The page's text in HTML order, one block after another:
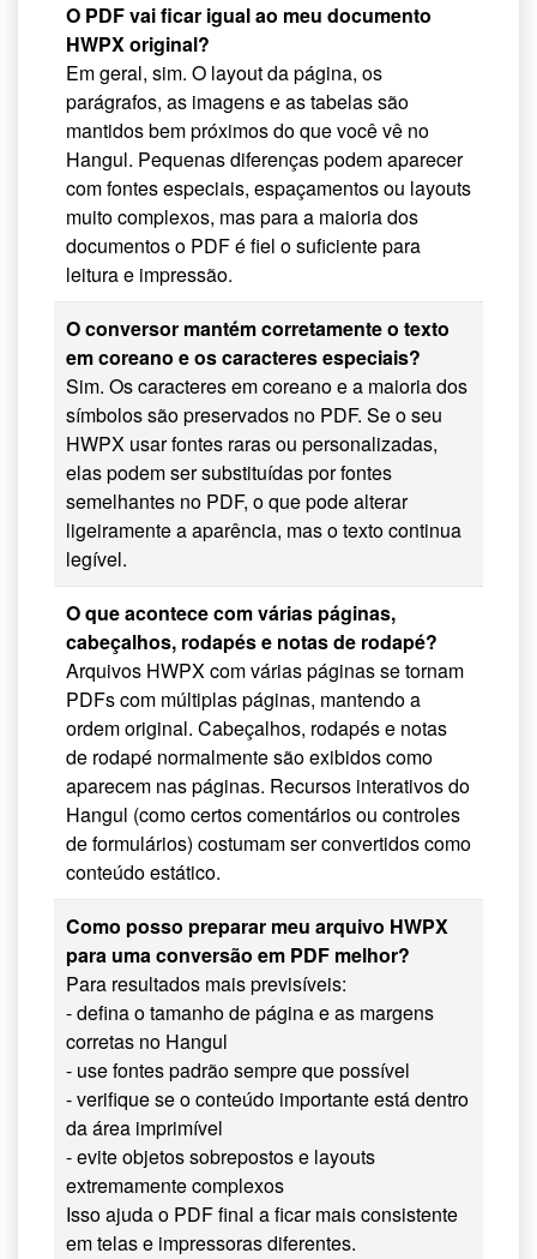
O PDF vai ficar igual ao meu documento
HWPX original?
Em geral, sim. O layout da página, os
parágrafos, as imagens e as tabelas são
mantidos bem próximos do que você vê no
Hangul. Pequenas diferenças podem aparecer
com fontes especiais, espaçamentos ou layouts
muito complexos, mas para a maioria dos
documentos o PDF é fiel o suficiente para
leitura e impressão.
O conversor mantém corretamente o texto
em coreano e os caracteres especiais?
Sim. Os caracteres em coreano e a maioria dos
símbolos são preservados no PDF. Se o seu
HWPX usar fontes raras ou personalizadas,
elas podem ser substituídas por fontes
semelhantes no PDF, o que pode alterar
ligeiramente a aparência, mas o texto continua
legível.
O que acontece com várias páginas,
cabeçalhos, rodapés e notas de rodapé?
Arquivos HWPX com várias páginas se tornam
PDFs com múltiplas páginas, mantendo a
ordem original. Cabeçalhos, rodapés e notas
de rodapé normalmente são exibidos como
aparecem nas páginas. Recursos interativos do
Hangul (como certos comentários ou controles
de formulários) costumam ser convertidos como
conteúdo estático.
Como posso preparar meu arquivo HWPX
para uma conversão em PDF melhor?
Para resultados mais previsíveis:
- defina o tamanho de página e as margens
corretas no Hangul
- use fontes padrão sempre que possível
- verifique se o conteúdo importante está dentro
da área imprimível
- evite objetos sobrepostos e layouts
extremamente complexos
Isso ajuda o PDF final a ficar mais consistente
em telas e impressoras diferentes.